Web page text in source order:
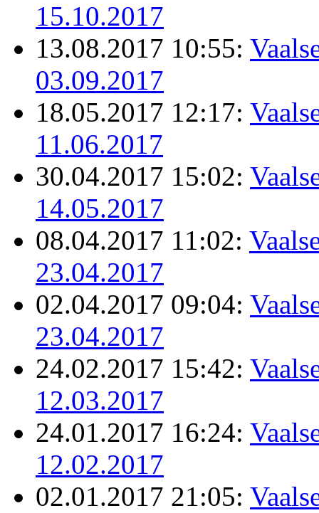
15.10.2017
13.08.2017 10:55:
03.09.2017
18.05.2017 12:17:
11.06.2017
30.04.2017 15:02:
14.05.2017
08.04.2017 11:02:
23.04.2017
02.04.2017 09:04:
23.04.2017
24.02.2017 15:42:
12.03.2017
24.01.2017 16:24:
12.02.2017
02.01.2017 21:05: